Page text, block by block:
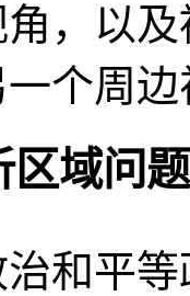
，以
个周
区域问题
治和平